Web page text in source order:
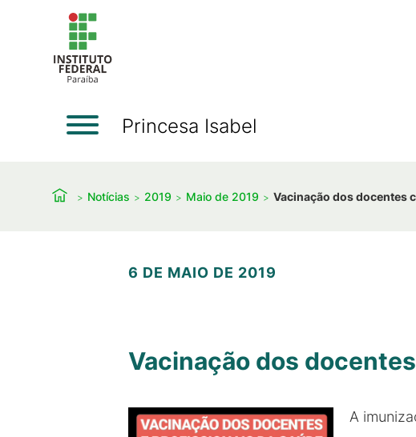
Princesa Isabel
Notícias 2019 Maio de 2019 Vacinação dos docentes
6 DE MAIO DE 2019
Vacinação dos
A